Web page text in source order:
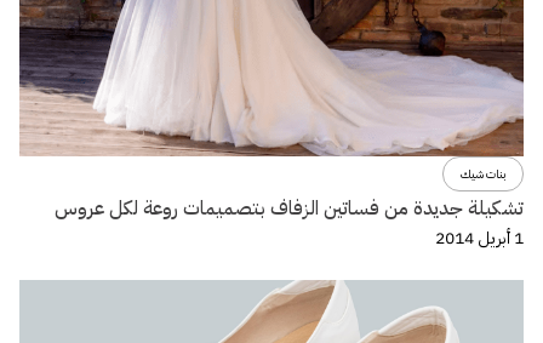
بنات شيك
تشكيلة جديدة من فساتين الزفاف بتصميمات روعة لكل عروس
1 أبريل 2014